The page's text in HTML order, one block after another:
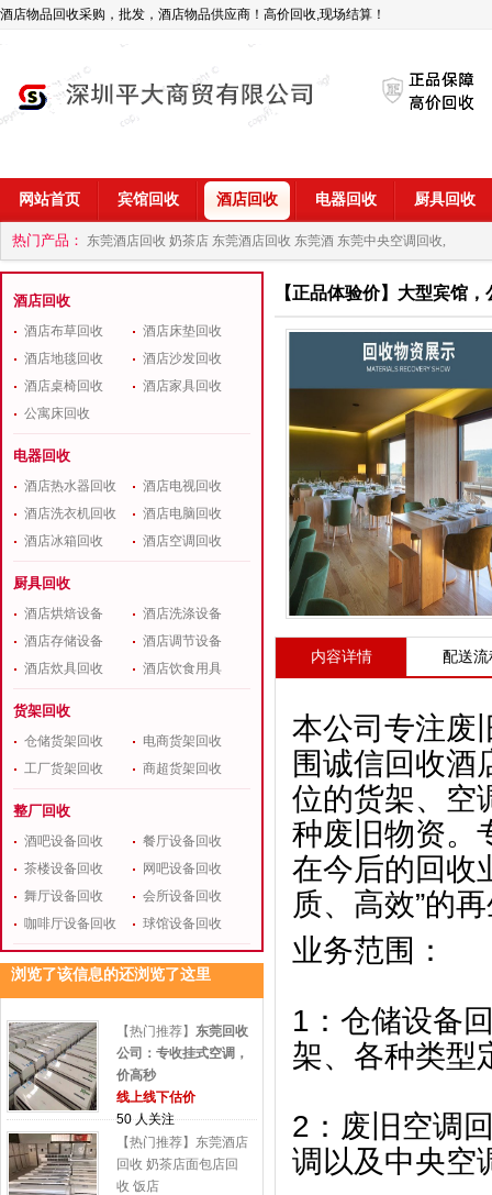
酒店物品回收采购，批发，酒店物品供应商！高价回收,现场结算！
网站首页 宾馆回收 酒店回收 电器回收 厨具回收
热门产品： 东莞酒店回收 奶茶店 东莞酒店回收 东莞酒 东莞中央空调回收,
商 深圳酒店用品回收公司
酒店回收
酒店布草回收
酒店床垫回收
酒店地毯回收
酒店沙发回收
酒店桌椅回收
酒店家具回收
公寓床回收
电器回收
酒店热水器回收
酒店电视回收
酒店洗衣机回收
酒店电脑回收
酒店冰箱回收
酒店空调回收
厨具回收
酒店烘焙设备
酒店洗涤设备
酒店存储设备
酒店调节设备
酒店炊具回收
酒店饮食用具
货架回收
仓储货架回收
电商货架回收
工厂货架回收
商超货架回收
整厂回收
酒吧设备回收
餐厅设备回收
茶楼设备回收
网吧设备回收
舞厅设备回收
会所设备回收
咖啡厅设备回收
球馆设备回收
浏览了该信息的还浏览了这里
【热门推荐】 东莞回收
公司：专收挂式空调，
价高秒
线上线下估价
50 人关注
【热门推荐】东莞酒店
回收 奶茶店面包店回
收 饭店
【正品体验价】大型宾馆
内容详情 配送流
本公司专注废
围诚信回收酒
位的货架、空
种废旧物资。
在今后的回收
质、高效”的
业务范围：
1：仓储设备
架、各种类型
2：废旧空调
调以及中央空